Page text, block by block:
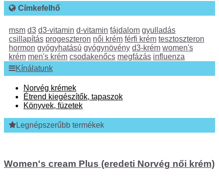
Címkefelhő
msm d3 d3-vitamin d-vitamin fájdalom gyulladás
csillapítás progeszteron női krém férfi krém tesztoszteron
hormon gyógyhatású gyógynövény d3-krém women's
krém men's krém csodakenőcs megfázás influenza
Kínálatunk
Norvég krémek
Étrend kiegészítők, tapaszok
Könyvek, füzetek
Legnépszerűbb termékek
Women's cream Plus (eredeti Norvég női krém)